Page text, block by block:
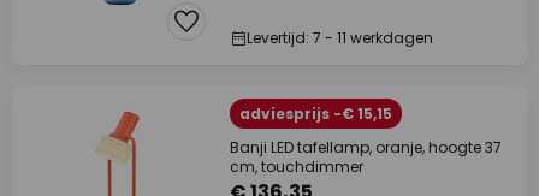
Levertijd: 7 - 11 werkdagen
adviesprijs -€ 15,15
Banji LED tafellamp, oranje, hoogte 37
cm, touchdimmer